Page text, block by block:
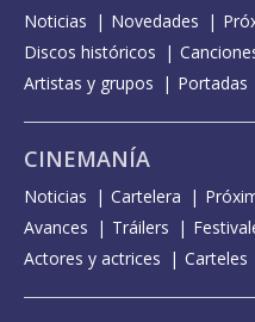
Noticias Novedades
Discos históricos
Artistas y grupos
Portadas
CINEMANÍA
Noticias Cartelera
Avances
Tráilers
Actores y actrices
Carteles